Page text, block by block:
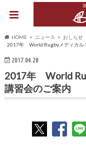
HOME ニュース おしらせ
2017年 World Rugbyメディカル
2017.04.28
2017年 World
講習会のご案内